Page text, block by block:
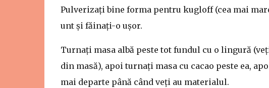
Pulverizați bine forma pentru kugloff (cea mai
unt și făinați-o ușor.
Turnați masa albă peste tot fundul cu o lingură
din masă), apoi turnați masa cu cacao peste ea,
mai departe până când veți au materialul.